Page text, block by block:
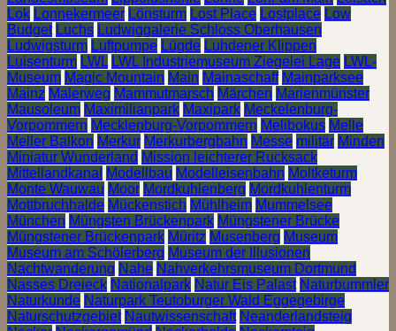
Lok Lonnekermeer Lönsturm Lost Place Lostplace Low
Budget Luchs Ludwiggalerie Schloss Oberhausen
Ludwigsturm Luftpumpe Lügde Luhdener Klippen
Luisenturm LWL LWL Industriemuseum Ziegelei Lage LWL-
Museum Magic Mountain Main Mainaschaff Mainparksee
Mainz Malerweg Mammutmarsch Märchen Marienmünster
Mausoleum Maximilianpark Maxipark Meckelenburg-
Vorpommern Mecklenburg-Vorpommern Melibokus Melle
Meller Balkon Merkur Merkurbergbahn Messe militär Minden
Miniatur Wunderland Mission leichterer Rucksack
Mittellandkanal Modellbau Modelleisenbahn Moltketurm
Monte Wauwau Moor Mordkuhlenberg Mordkuhlenturm
Mottbruchhalde Mückenstich Mühlheim Mummelsee
München Müngsten Brückenpark Müngstener Brücke
Müngstener Brückenpark Müritz Musenberg Museum
Museum am Schölerberg Museum der Illusionen
Nachtwanderung Nahe Nahverkehrsmuseum Dortmund
Nasses Dreieck Nationalpark Natur Eis Palast Naturbummler
Naturkunde Naturpark Teutoburger Wald Eggegebirge
Naturschutzgebiet Nautwissenschaft Neanderlandsteig